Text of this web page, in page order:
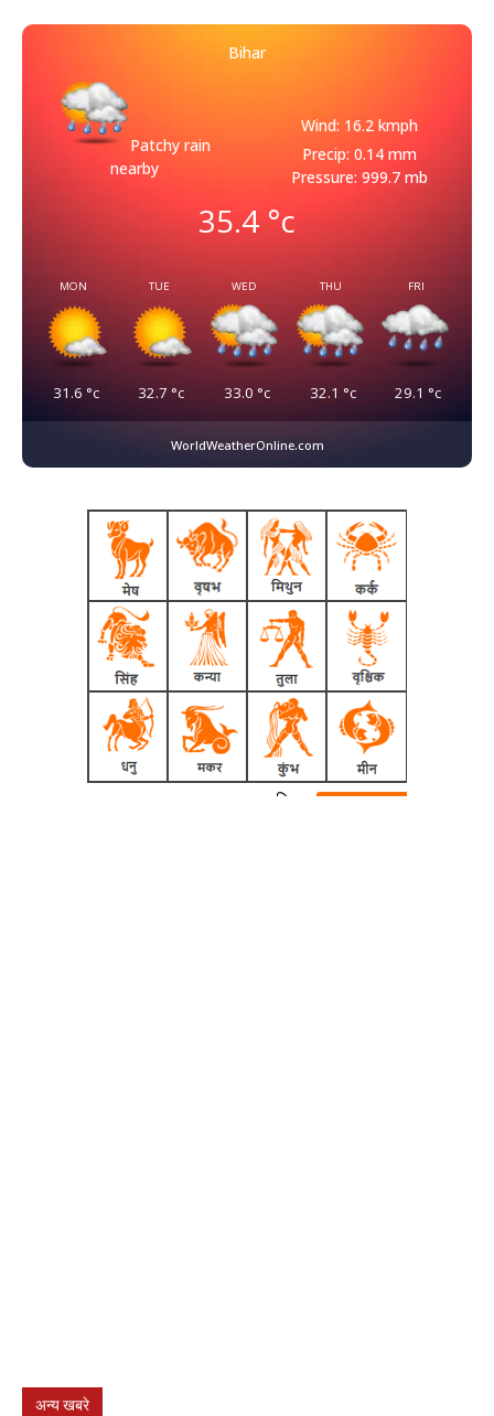
Bihar
Patchy rain
nearby
Wind: 16.2 kmph
Precip: 0.14 mm
Pressure: 999.7 mb
35.4 °c
MON
31.6 °c
TUE
32.7 °c
WED
33.0 °c
THU
32.1 °c
FRI
29.1 °c
WorldWeatherOnline.com
अन्य खबरे